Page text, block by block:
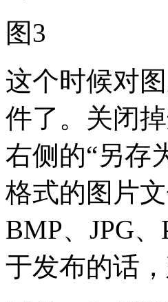
图3
这个时候对
件了。关闭
右侧的“另存
格式的图片
BMP、JPG
于发布的话